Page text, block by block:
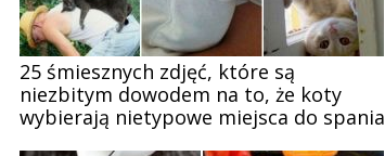
25 śmiesznych zdjęć, które są
niezbitym dowodem na to, że koty
wybierają nietypowe miejsca do spania